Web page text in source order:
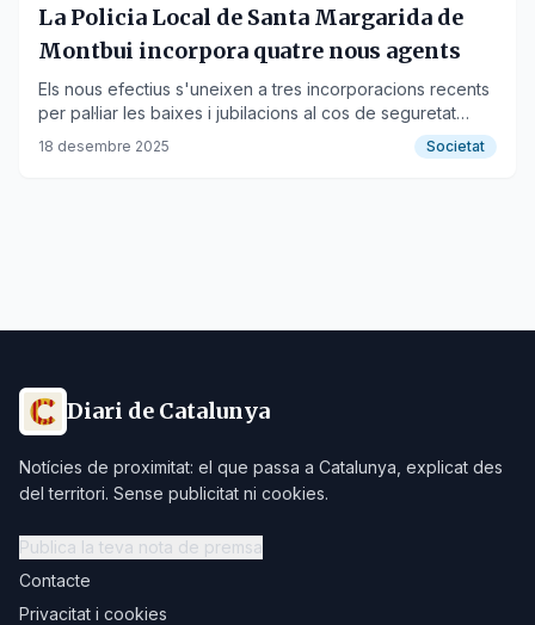
La Policia Local de Santa Margarida de
Montbui incorpora quatre nous agents
Els nous efectius s'uneixen a tres incorporacions recents
per pal·liar les baixes i jubilacions al cos de seguretat
municipal.
18 desembre 2025 Societat
Diari de Catalunya
Notícies de proximitat: el que passa a Catalunya, explicat des
del territori. Sense publicitat ni cookies.
Publica la teva nota de premsa
Contacte
Privacitat i cookies